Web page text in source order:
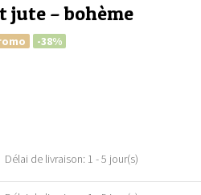
jute – bohème
-38%
Délai de livraison: 1 - 5 jour(s)